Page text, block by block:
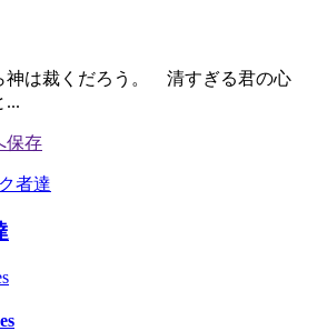
は裁くだろう。 清すぎる君の心
...